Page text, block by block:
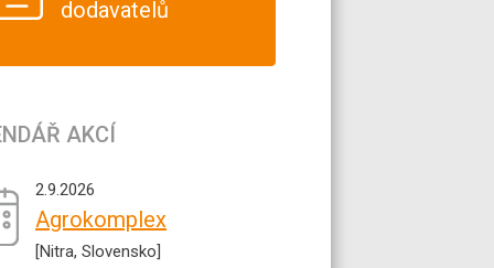
dodavatelů
AKCÍ
2.9.2026
Agrokomplex
[Nitra, Slovensko]